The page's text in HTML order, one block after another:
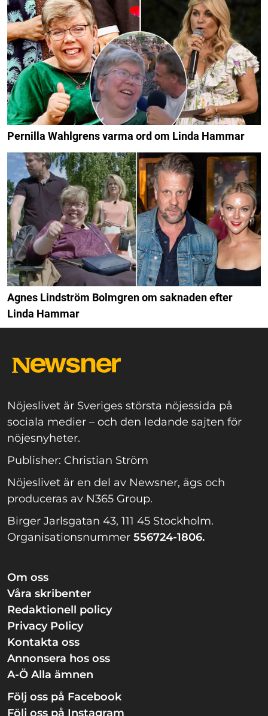
Pernilla Wahlgrens varma ord om Linda Hammar
Agnes Lindström Bolmgren om saknaden efter
Linda Hammar
Nöjeslivet är Sveriges största nöjessida på
sociala medier – och den ledande sajten för
nöjesnyheter.
Publisher: Christian Ström
Nöjeslivet är en del av Newsner, ägs och
produceras av N365 Group.
Birger Jarlsgatan 43, 111 45 Stockholm.
Organisationsnummer 556724-1806.
Om oss
Våra skribenter
Redaktionell policy
Privacy Policy
Kontakta oss
Annonsera hos oss
A-Ö Alla ämnen
Följ oss på Facebook
Följ oss på Instagram